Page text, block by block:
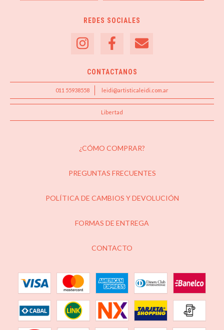
REDES SOCIALES
CONTACTANOS
011 55938558 leidi@artisticaleidi.com.ar
Libertad
¿CÓMO COMPRAR?
PREGUNTAS FRECUENTES
POLÍTICA DE CAMBIOS Y DEVOLUCIÓN
FORMAS DE ENTREGA
CONTACTO